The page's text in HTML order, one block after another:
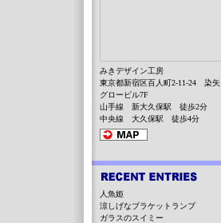
みきデザイン工房
東京都新宿区百人町2-11-24 染矢
グロービル7F
山手線 新大久保駅 徒歩2分
中央線 大久保駅 徒歩4分
人魚姫
涼しげなブラケットランプ
ガラスのスイミー